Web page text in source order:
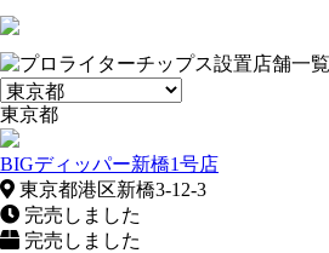
東京都
BIGディッパー新橋1号店
東京都港区新橋3-12-3
完売しました
完売しました